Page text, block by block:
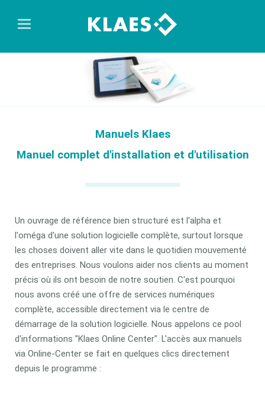
Manuels Klaes
Manuel complet d'installation et d'utilisation
Un ouvrage de référence bien structuré est l'alpha et
l'oméga d'une solution logicielle complète, surtout lorsque
les choses doivent aller vite dans le quotidien mouvementé
des entreprises. Nous voulons aider nos clients au moment
précis où ils ont besoin de notre soutien. C'est pourquoi
nous avons créé une offre de services numériques
complète, accessible directement via le centre de
démarrage de la solution logicielle. Nous appelons ce pool
d'informations "Klaes Online Center". L'accès aux manuels
via Online-Center se fait en quelques clics directement
depuis le programme :